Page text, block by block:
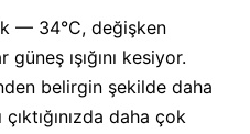
— 34°C, değişken
ışığını kesiyor.
belirgin şekilde daha
daha çok